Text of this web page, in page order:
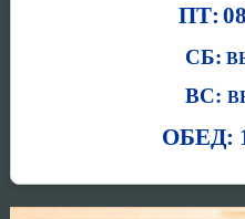
ПТ:
СБ:
ВС:
ОБЕД: